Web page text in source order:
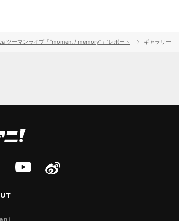
ツーマンライブ「“moment / memory”」”レポート ギャラリー